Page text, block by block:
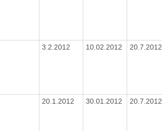
3.2.2012 10.02.2012 20.7.2012
20.1.2012 30.01.2012 20.7.2012